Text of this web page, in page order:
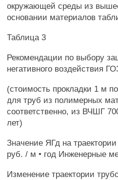
окружающей среды из
основании материалов
Таблица 3
Рекомендации по выбору
негативного воздействия
(стоимость прокладки 1 м
для труб из полимерных
соответственно, из ВЧШГ
лет)
Значение ЯГд на
руб. / м • год Инженерные
Изменение траектории